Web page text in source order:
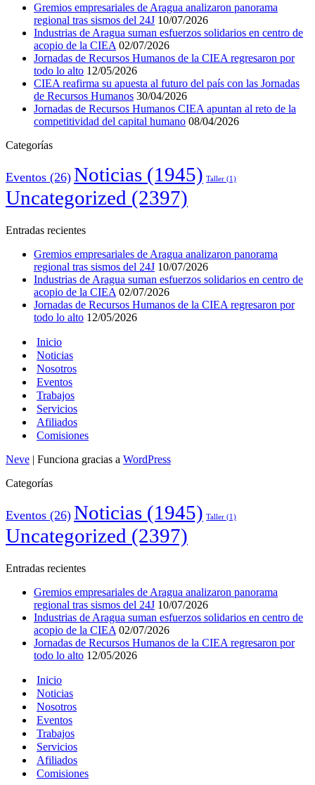
Gremios empresariales de Aragua analizaron panorama
regional tras sismos del 24J 10/07/2026
Industrias de Aragua suman esfuerzos solidarios en centro de
acopio de la CIEA 02/07/2026
Jornadas de Recursos Humanos de la CIEA regresaron por
todo lo alto 12/05/2026
CIEA reafirma su apuesta al futuro del país con las Jornadas
de Recursos Humanos 30/04/2026
Jornadas de Recursos Humanos CIEA apuntan al reto de la
competitividad del capital humano 08/04/2026
Categorías
Eventos (26) Noticias (1945) Taller (1)
Uncategorized (2397)
Entradas recientes
Gremios empresariales de Aragua analizaron panorama
regional tras sismos del 24J 10/07/2026
Industrias de Aragua suman esfuerzos solidarios en centro de
acopio de la CIEA 02/07/2026
Jornadas de Recursos Humanos de la CIEA regresaron por
todo lo alto 12/05/2026
Inicio
Noticias
Nosotros
Eventos
Trabajos
Servicios
Afiliados
Comisiones
Neve | Funciona gracias a WordPress
Categorías
Eventos (26) Noticias (1945) Taller (1)
Uncategorized (2397)
Entradas recientes
Gremios empresariales de Aragua analizaron panorama
regional tras sismos del 24J 10/07/2026
Industrias de Aragua suman esfuerzos solidarios en centro de
acopio de la CIEA 02/07/2026
Jornadas de Recursos Humanos de la CIEA regresaron por
todo lo alto 12/05/2026
Inicio
Noticias
Nosotros
Eventos
Trabajos
Servicios
Afiliados
Comisiones